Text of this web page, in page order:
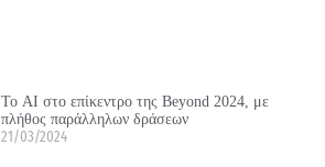
Το ΑΙ στο επίκεντρο της Beyond 2024, με
πλήθος παράλληλων δράσεων
21/03/2024